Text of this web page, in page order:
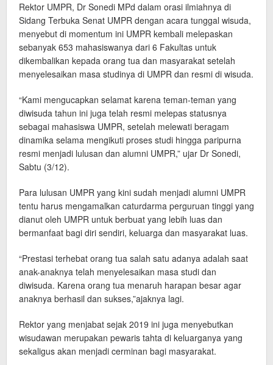
Rektor UMPR, Dr Sonedi MPd dalam orasi ilmiahnya di
Sidang Terbuka Senat UMPR dengan acara tunggal wisuda,
menyebut di momentum ini UMPR kembali melepaskan
sebanyak 653 mahasiswanya dari 6 Fakultas untuk
dikembalikan kepada orang tua dan masyarakat setelah
menyelesaikan masa studinya di UMPR dan resmi di wisuda.
“Kami mengucapkan selamat karena teman-teman yang
diwisuda tahun ini juga telah resmi melepas statusnya
sebagai mahasiswa UMPR, setelah melewati beragam
dinamika selama mengikuti proses studi hingga paripurna
resmi menjadi lulusan dan alumni UMPR,” ujar Dr Sonedi,
Sabtu (3/12).
Para lulusan UMPR yang kini sudah menjadi alumni UMPR
tentu harus mengamalkan caturdarma perguruan tinggi yang
dianut oleh UMPR untuk berbuat yang lebih luas dan
bermanfaat bagi diri sendiri, keluarga dan masyarakat luas.
“Prestasi terhebat orang tua salah satu adanya adalah saat
anak-anaknya telah menyelesaikan masa studi dan
diwisuda. Karena orang tua menaruh harapan besar agar
anaknya berhasil dan sukses,”ajaknya lagi.
Rektor yang menjabat sejak 2019 ini juga menyebutkan
wisudawan merupakan pewaris tahta di keluarganya yang
sekaligus akan menjadi cerminan bagi masyarakat.